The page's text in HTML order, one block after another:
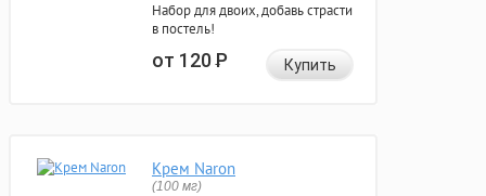
Набор для двоих, добавь страсти
в постель!
от 120Р Купить
Крем Naron
(100 мг)